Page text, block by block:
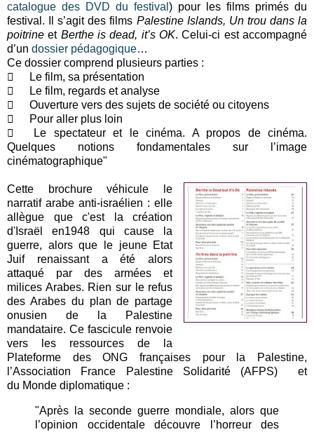
catalogue des DVD du festival ) pour les films primés du
festival. Il s’agit des films Palestine Islands, Un trou dans la
poitrine et Berthe is dead, it’s OK. Celui-ci est accompagné
d’un dossier pédagogique…
Ce dossier comprend plusieurs parties :

Le film, sa présentation

Le film, regards et analyse

Ouverture vers des sujets de société ou citoyens

Pour aller plus loin

Le spectateur et le cinéma. A propos de cinéma.
Quelques notions fondamentales sur l’image
cinématographique"
Cette brochure véhicule le
narratif arabe anti-israélien : elle
allègue que c'est la création
d'Israël en1948 qui cause la
guerre, alors que le jeune Etat
Juif renaissant a été alors
attaqué par des armées et
milices Arabes. Rien sur le refus
des Arabes du plan de partage
onusien de la Palestine
mandataire.Ce fascicule renvoie
vers les ressources de la
Plateforme des ONG françaises pour la Palestine,
’Association France Palestine Solidarité (AFPS) et
du Monde diplomatique :
"Après la seconde guerre mondiale, alors que
l’opinion occidentale découvre l’horreur des